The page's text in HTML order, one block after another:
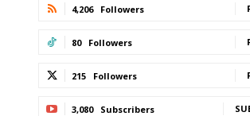
4,206 Followers
80 Followers
215 Followers
3,080 Subscribers